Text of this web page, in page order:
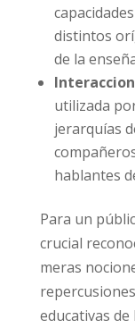
distintos
de la
utilizada
jerarquías
hablantes
Para un
crucial
meras
educativas